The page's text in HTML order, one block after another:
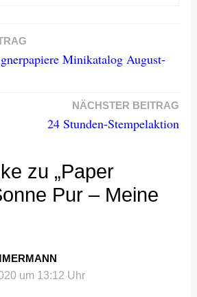
Minikatalog August-
NÄCHSTER BEITRAG
24 Stunden-Stempelaktion
zu „Paper
Pur – Meine
um 13:12 Uhr